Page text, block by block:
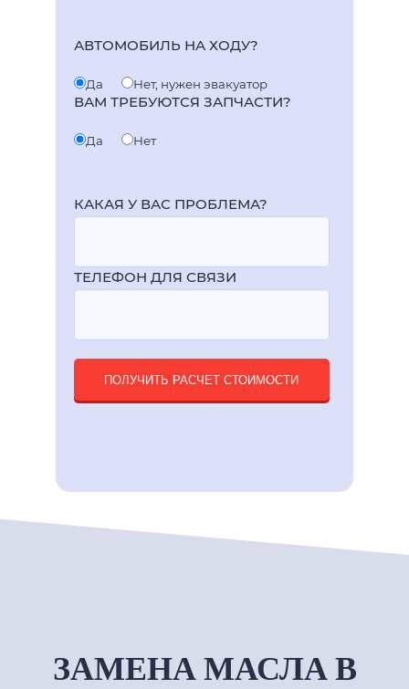
АВТОМОБИЛЬ НА ХОДУ?
Да Нет, нужен эвакуатор
ВАМ ТРЕБУЮТСЯ ЗАПЧАСТИ?
Да Нет
КАКАЯ У ВАС ПРОБЛЕМА?
ТЕЛЕФОН ДЛЯ СВЯЗИ
ПОЛУЧИТЬ РАСЧЕТ СТОИМОСТИ
ЗАМЕНА МАСЛА В